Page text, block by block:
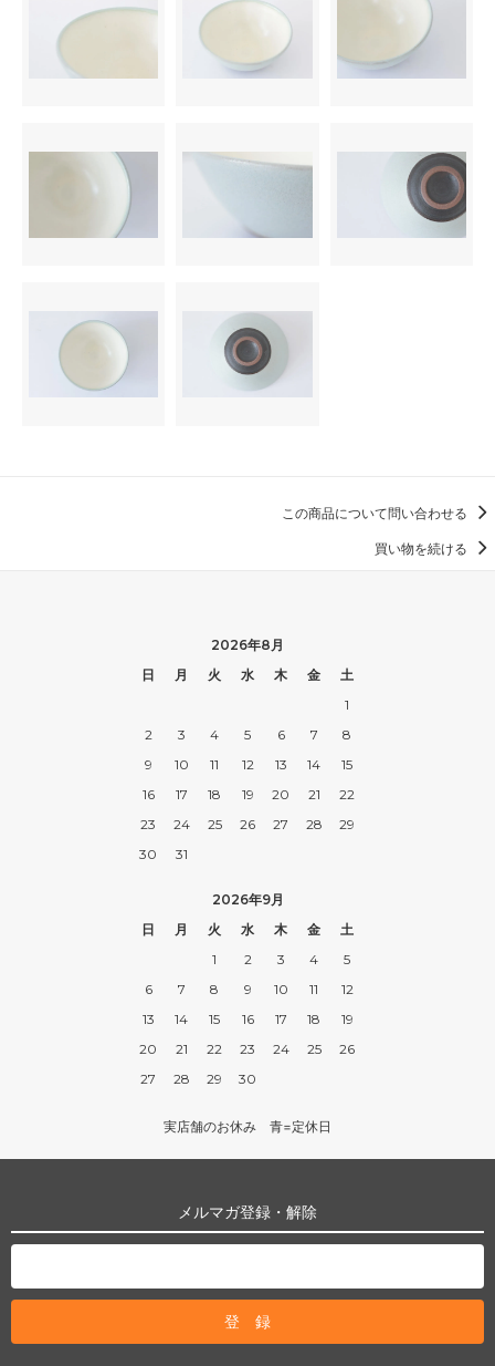
この商品について問い合わせる
買い物を続ける
2026年8月
日
月 火 水 木 金
土
1
2
3 4 5 6 7
8
9
10 11 12 13 14
15
16
17 18 19 20 21
22
23
24 25 26 27 28
29
30
31
2026年9月
日
月 火 水 木 金
土
1
2 3 4
5
6
7 8 9 10 11
12
13
14 15 16 17 18
19
20
21 22 23 24 25
26
27
28 29 30
実店舗のお休み 青=定休日
メルマガ登録・解除